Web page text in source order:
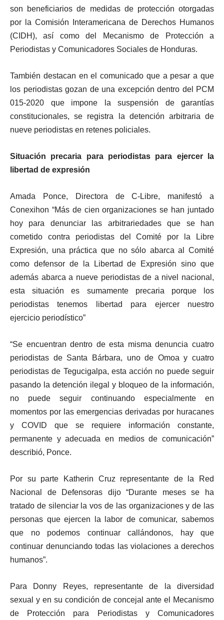
son beneficiarios de medidas de protección otorgadas
por la Comisión Interamericana de Derechos Humanos
(CIDH), así como del Mecanismo de Protección a
Periodistas y Comunicadores Sociales de Honduras.
También destacan en el comunicado que a pesar a que
los periodistas gozan de una excepción dentro del PCM
015-2020 que impone la suspensión de garantías
constitucionales, se registra la detención arbitraria de
nueve periodistas en retenes policiales.
Situación precaria para periodistas para ejercer la
libertad de expresión
Amada Ponce, Directora de C-Libre, manifestó a
Conexihon “Más de cien organizaciones se han juntado
hoy para denunciar las arbitrariedades que se han
cometido contra periodistas del Comité por la Libre
Expresión, una práctica que no sólo abarca al Comité
como defensor de la Libertad de Expresión sino que
además abarca a nueve periodistas de a nivel nacional,
esta situación es sumamente precaria porque los
periodistas tenemos libertad para ejercer nuestro
ejercicio periodístico”
“Se encuentran dentro de esta misma denuncia cuatro
periodistas de Santa Bárbara, uno de Omoa y cuatro
periodistas de Tegucigalpa, esta acción no puede seguir
pasando la detención ilegal y bloqueo de la información,
no puede seguir continuando especialmente en
momentos por las emergencias derivadas por huracanes
y COVID que se requiere información constante,
permanente y adecuada en medios de comunicación”
describió, Ponce.
Por su parte Katherin Cruz representante de la Red
Nacional de Defensoras dijo “Durante meses se ha
tratado de silenciar la vos de las organizaciones y de las
personas que ejercen la labor de comunicar, sabemos
que no podemos continuar callándonos, hay que
continuar denunciando todas las violaciones a derechos
humanos”.
Para Donny Reyes, representante de la diversidad
sexual y en su condición de concejal ante el Mecanismo
de Protección para Periodistas y Comunicadores